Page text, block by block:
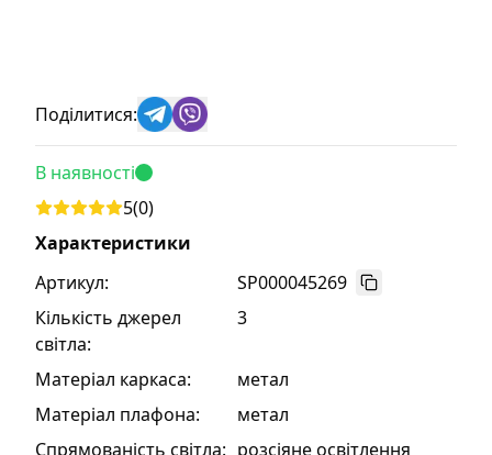
Поділитися:
В наявності
5(0)
Характеристики
Артикул:
SP000045269
Кількість джерел
світла:
3
Матеріал каркаса:
метал
Матеріал плафона:
метал
Спрямованість світла: розсіяне освітлення